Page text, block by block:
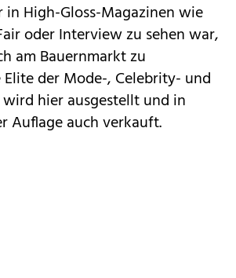
in High-Gloss-Magazinen wie
oder Interview zu sehen war,
am Bauernmarkt zu
der Mode-, Celebrity- und
hier ausgestellt und in
Auflage auch verkauft.